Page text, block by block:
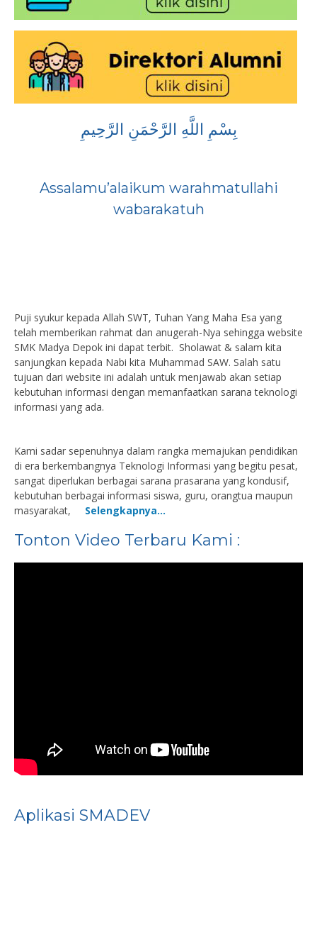
بِسْمِ اللَّهِ الرَّحْمَنِ الرَّحِيمِ
Assalamu’alaikum warahmatullahi
wabarakatuh
Puji syukur kepada Allah SWT, Tuhan Yang Maha Esa yang
telah memberikan rahmat dan anugerah-Nya sehingga website
SMK Madya Depok ini dapat terbit. Sholawat & salam kita
sanjungkan kepada Nabi kita Muhammad SAW. Salah satu
tujuan dari website ini adalah untuk menjawab akan setiap
kebutuhan informasi dengan memanfaatkan sarana teknologi
informasi yang ada.
Kami sadar sepenuhnya dalam rangka memajukan pendidikan
di era berkembangnya Teknologi Informasi yang begitu pesat,
sangat diperlukan berbagai sarana prasarana yang kondusif,
kebutuhan berbagai informasi siswa, guru, orangtua maupun
masyarakat, Selengkapnya…
Tonton Video Terbaru Kami :
Aplikasi SMADEV